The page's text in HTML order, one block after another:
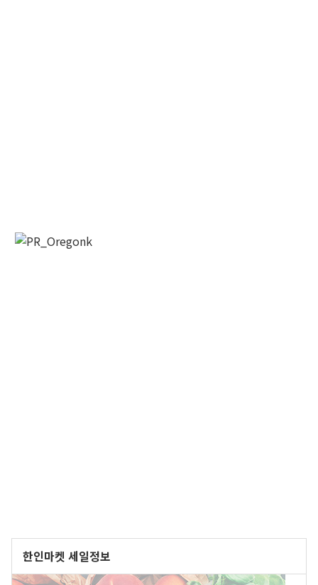
한인마켓 세일정보